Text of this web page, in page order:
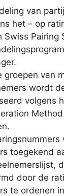
van
het – op
Swiss Pairing
groepen van
wordt
volgens
toegekend
door de
te ordenen